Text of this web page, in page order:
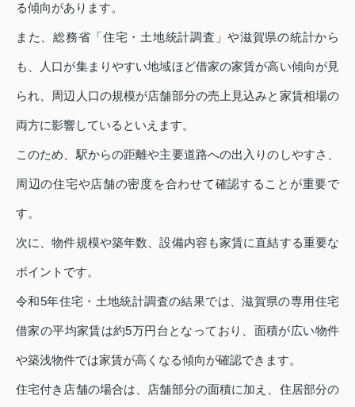
る傾向があります。
また、総務省「住宅・土地統計調査」や滋賀県の統計から
も、人口が集まりやすい地域ほど借家の家賃が高い傾向が見
られ、周辺人口の規模が店舗部分の売上見込みと家賃相場の
両方に影響しているといえます。
このため、駅からの距離や主要道路への出入りのしやすさ、
周辺の住宅や店舗の密度を合わせて確認することが重要で
す。
次に、物件規模や築年数、設備内容も家賃に直結する重要な
ポイントです。
令和5年住宅・土地統計調査の結果では、滋賀県の専用住宅
借家の平均家賃は約5万円台となっており、面積が広い物件
や築浅物件では家賃が高くなる傾向が確認できます。
住宅付き店舗の場合は、店舗部分の面積に加え、住居部分の